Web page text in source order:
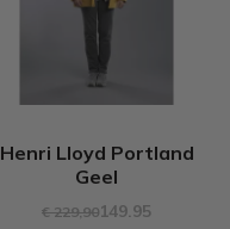
Henri Lloyd Portland
Geel
€ 229,90149.95